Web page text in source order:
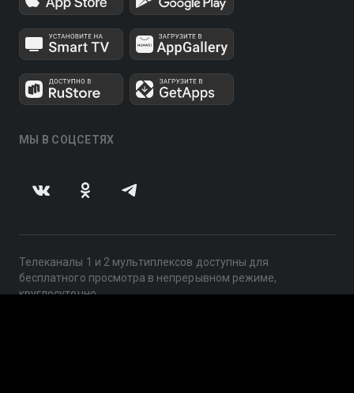
МЫ В СОЦСЕТЯХ
Телеканалы 1 и 2 мультиплексов доступны для
бесплатного просмотра в непрерывном режиме,
круглосуточно.